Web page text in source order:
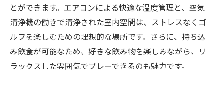
とができます。エアコンによる快適な温度管理と、空気
清浄機の働きで清浄された室内空間は、ストレスなくゴ
ルフを楽しむための理想的な場所です。さらに、持ち込
み飲食が可能なため、好きな飲み物を楽しみながら、リ
ラックスした雰囲気でプレーできるのも魅力です。